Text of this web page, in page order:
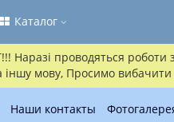
проводяться роботи
мову, Просимо вибачити
Каталог
Наши контакты